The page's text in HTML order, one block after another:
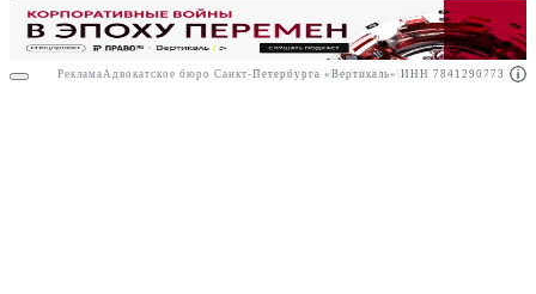
РекламаАО"ПРАВО.РУ" ИНН: 7708095468
Реклама Адвокатское бюро Санкт-Петербурга «Вертикаль» ИНН 7841290773